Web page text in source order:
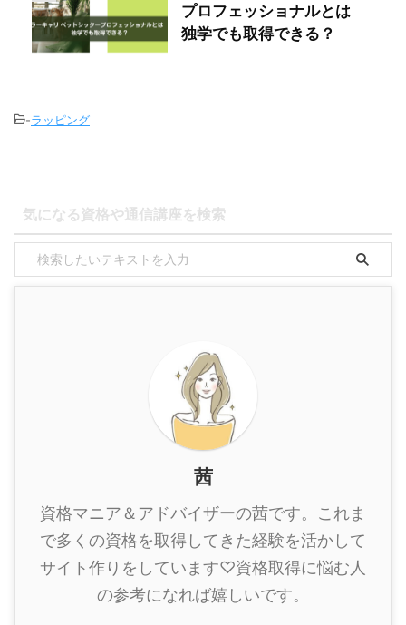
プロフェッショナルとは
独学でも取得できる？
-ラッピング
気になる資格や通信講座を検索
茜
資格マニア＆アドバイザーの茜です。これま
で多くの資格を取得してきた経験を活かして
サイト作りをしています♡資格取得に悩む人
の参考になれば嬉しいです。